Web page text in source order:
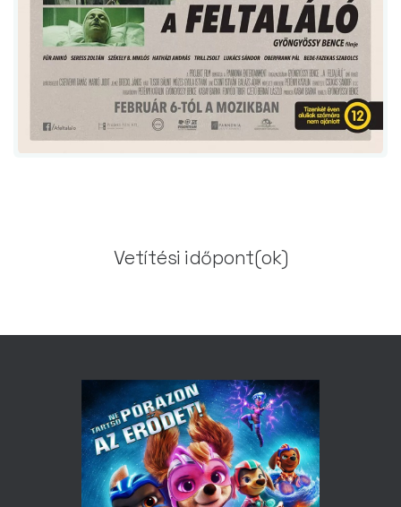
Vetítési időpont(ok)